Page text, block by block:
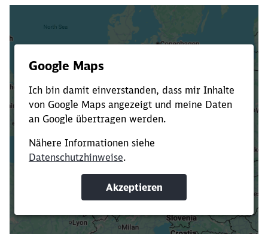
Verkürze die Ladezeit, indem du Suchbegriffe
oder Filter hinzufügst.
Suchbegriffe eingeben